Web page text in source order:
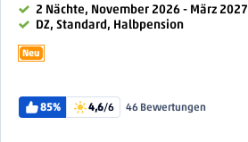
2 Nächte, November 2026 - März 2027
DZ, Standard, Halbpension
Neu
85% 4,6/6 46 Bewertungen